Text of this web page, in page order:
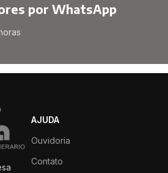
por WhatsApp
AJUDA
Ouvidoria
Contato